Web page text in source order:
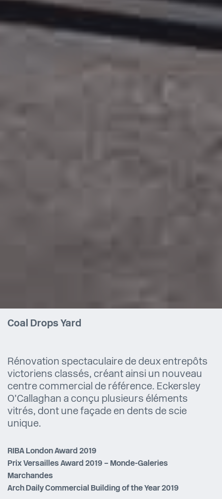
Coal Drops Yard
Rénovation spectaculaire de deux entrepôts
victoriens classés, créant ainsi un nouveau
centre commercial de référence. Eckersley
O’Callaghan a conçu plusieurs éléments
vitrés, dont une façade en dents de scie
unique.
RIBA London Award 2019
Prix Versailles Award 2019 – Monde-Galeries
Marchandes
Arch Daily Commercial Building of the Year 2019